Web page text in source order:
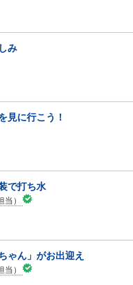
み
見に行こう！
で打ち水
）
ゃん」がお出迎え
）